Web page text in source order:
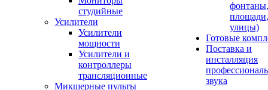
студийные
Усилители
Усилители
мощности
Усилители и
контроллеры
трансляционные
Микшерные пульты
фонтаны,
площади,
улицы)
Готовые
Поставка и
инсталляция
звука